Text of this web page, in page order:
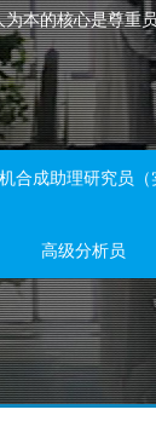
本的核心是尊重
合成助理研究员（
高级分析员